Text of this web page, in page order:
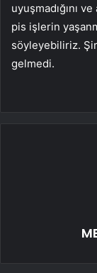
uyuşmadığını
pis işlerin
söyleyebiliriz.
gelmedi.